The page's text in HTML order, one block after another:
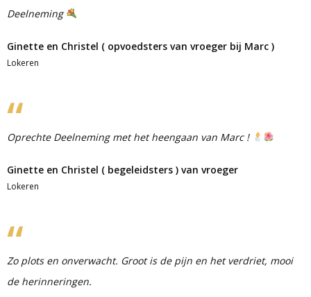
Deelneming
Ginette en Christel ( opvoedsters van vroeger bij Marc )
Lokeren
Oprechte Deelneming met het heengaan van Marc !
Ginette en Christel ( begeleidsters ) van vroeger
Lokeren
Zo plots en onverwacht. Groot is de pijn en het verdriet, mooi
de herinneringen.